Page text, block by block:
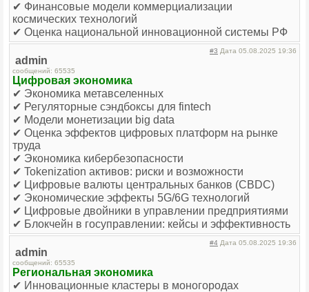
✔ Финансовые модели коммерциализации
космических технологий
✔ Оценка национальной инновационной системы РФ
#3 Дата 05.08.2025 19:36
admin
сообщений: 65535
Цифровая экономика
✔ Экономика метавселенных
✔ Регуляторные сэндбоксы для fintech
✔ Модели монетизации big data
✔ Оценка эффектов цифровых платформ на рынке
труда
✔ Экономика кибербезопасности
✔ Tokenization активов: риски и возможности
✔ Цифровые валюты центральных банков (CBDC)
✔ Экономические эффекты 5G/6G технологий
✔ Цифровые двойники в управлении предприятиями
✔ Блокчейн в госуправлении: кейсы и эффективность
#4 Дата 05.08.2025 19:36
admin
сообщений: 65535
Региональная экономика
✔ Инновационные кластеры в моногородах